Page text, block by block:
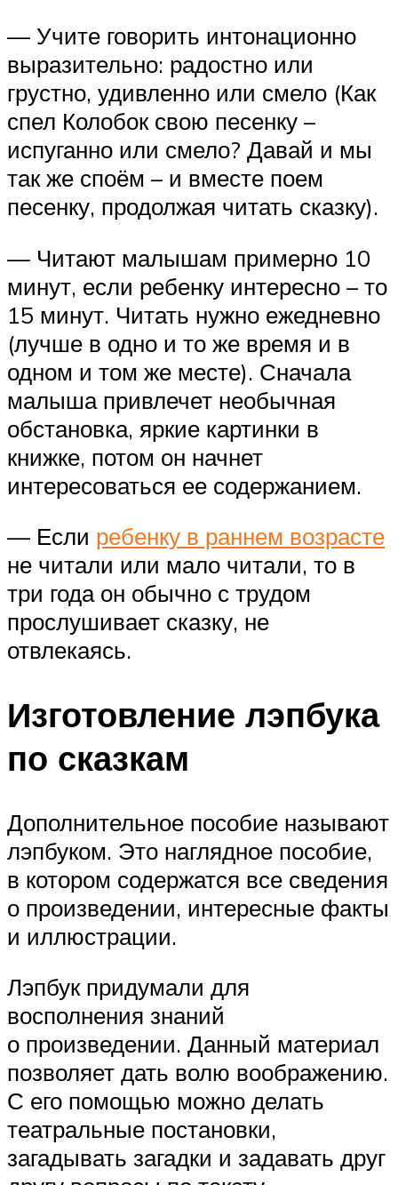
— Учите говорить интонационно
выразительно: радостно или
грустно, удивленно или смело (Как
спел Колобок свою песенку –
испуганно или смело? Давай и мы
так же споём – и вместе поем
песенку, продолжая читать сказку).
— Читают малышам примерно 10
минут, если ребенку интересно – то
15 минут. Читать нужно ежедневно
(лучше в одно и то же время и в
одном и том же месте). Сначала
малыша привлечет необычная
обстановка, яркие картинки в
книжке, потом он начнет
интересоваться ее содержанием.
— Если ребенку в раннем возрасте
не читали или мало читали, то в
три года он обычно с трудом
прослушивает сказку, не
отвлекаясь.
Изготовление лэпбука
по сказкам
Дополнительное пособие называют
лэпбуком. Это наглядное пособие,
в котором содержатся все сведения
о произведении, интересные факты
и иллюстрации.
Лэпбук придумали для
восполнения знаний
о произведении. Данный материал
позволяет дать волю воображению.
С его помощью можно делать
театральные постановки,
загадывать загадки и задавать друг